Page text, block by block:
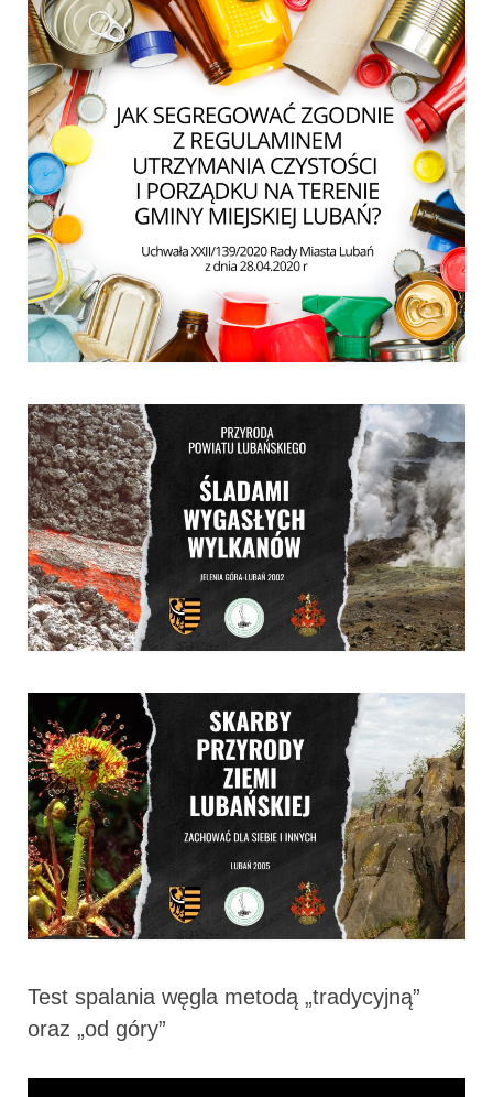
Test spalania węgla metodą „tradycyjną”
oraz „od góry”